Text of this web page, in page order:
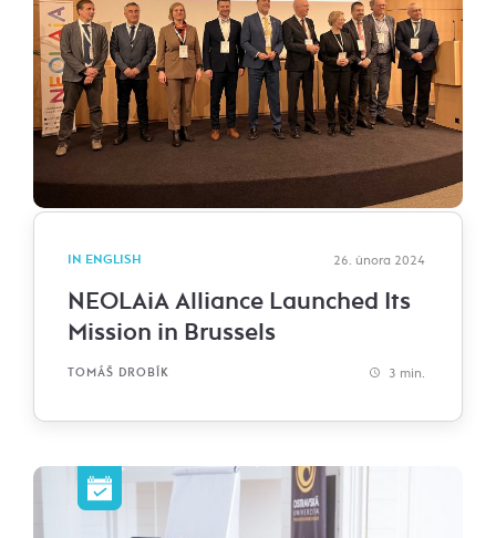
IN ENGLISH 26. února 2024
NEOLAiA Alliance Launched Its
Mission in Brussels
TOMÁŠ DROBÍK 3 min.